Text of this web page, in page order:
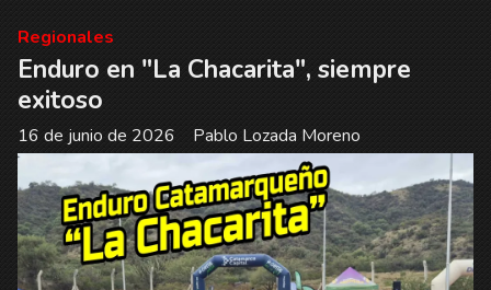
Enduro en "La Chacarita", siempre
exitoso
Pablo Lozada Moreno
Regionales
16 de junio de 2026